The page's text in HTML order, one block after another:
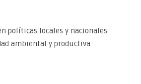
políticas locales y nacionales
ambiental y productiva.